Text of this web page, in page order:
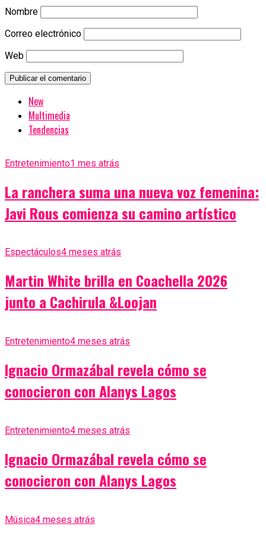
Nombre
Correo electrónico
Web
New
Multimedia
Tendencias
Entretenimiento1 mes atrás
La ranchera suma una nueva voz femenina:
Javi Rous comienza su camino artístico
Espectáculos4 meses atrás
Martin White brilla en Coachella 2026
junto a Cachirula &Loojan
Entretenimiento4 meses atrás
Ignacio Ormazábal revela cómo se
conocieron con Alanys Lagos
Entretenimiento4 meses atrás
Ignacio Ormazábal revela cómo se
conocieron con Alanys Lagos
Música4 meses atrás